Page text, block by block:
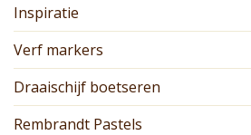
Inspiratie
Verf markers
Draaischijf boetseren
Rembrandt Pastels